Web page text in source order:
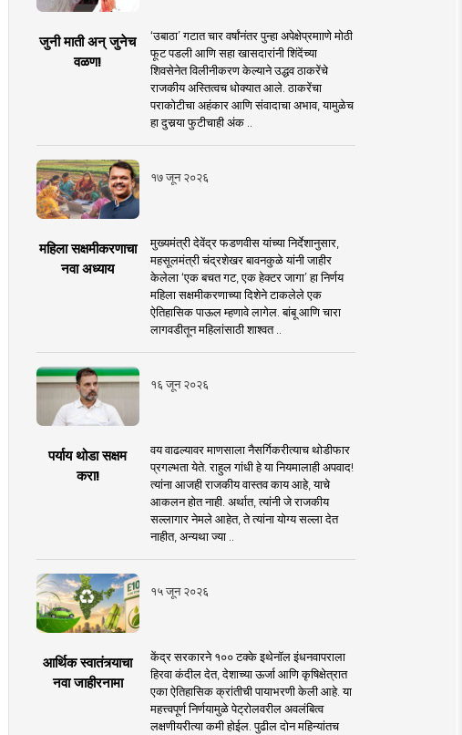
जुनी माती अन् जुनेच
वळण!
‘उबाठा’ गटात चार वर्षांनंतर पुन्हा अपेक्षेप्रमााणे मोठी
फूट पडली आणि सहा खासदारांनी शिंदेंच्या
शिवसेनेत विलीनीकरण केल्याने उद्धव ठाकरेंचे
राजकीय अस्तित्वच धोक्यात आले. ठाकरेंचा
पराकोटीचा अहंकार आणि संवादाचा अभाव, यामुळेच
हा दुसर्‍या फुटीचाही अंक ..
१७ जून २०२६
महिला सक्षमीकरणाचा
नवा अध्याय
मुख्यमंत्री देवेंद्र फडणवीस यांच्या निर्देशानुसार,
महसूलमंत्री चंद्रशेखर बावनकुळे यांनी जाहीर
केलेला ‘एक बचत गट, एक हेक्टर जागा’ हा निर्णय
महिला सक्षमीकरणाच्या दिशेने टाकलेले एक
ऐतिहासिक पाऊल म्हणावे लागेल. बांबू आणि चारा
लागवडीतून महिलांसाठी शाश्वत ..
१६ जून २०२६
पर्याय थोडा सक्षम
करा!
वय वाढल्यावर माणसाला नैसर्गिकरीत्याच थोडीफार
प्रगल्भता येते. राहुल गांधी हे या नियमालाही अपवाद!
त्यांना आजही राजकीय वास्तव काय आहे, याचे
आकलन होत नाही. अर्थात, त्यांनी जे राजकीय
सल्लागार नेमले आहेत, ते त्यांना योग्य सल्ला देत
नाहीत, अन्यथा ज्या ..
१५ जून २०२६
आर्थिक स्वातंत्र्याचा
नवा जाहीरनामा
केंद्र सरकारने १०० टक्के इथेनॉल इंधनवापराला
हिरवा कंदील देत, देशाच्या ऊर्जा आणि कृषिक्षेत्रात
एका ऐतिहासिक क्रांतीची पायाभरणी केली आहे. या
महत्त्वपूर्ण निर्णयामुळे पेट्रोलवरील अवलंबित्व
लक्षणीयरीत्या कमी होईल. पुढील दोन महिन्यांतच